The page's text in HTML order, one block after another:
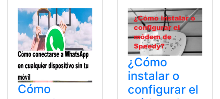
Cómo
¿Cómo
instalar o
configurar el